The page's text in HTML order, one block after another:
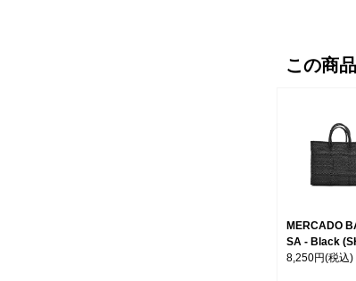
この商
MERCADO
SA - Black
8,250円(税込)